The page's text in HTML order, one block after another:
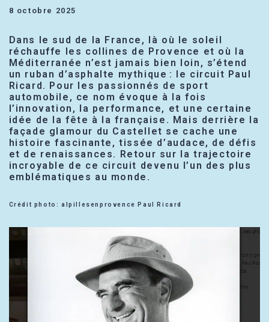
8 octobre 2025
Dans le sud de la France, là où le soleil
réchauffe les collines de Provence et où la
Méditerranée n’est jamais bien loin, s’étend
un ruban d’asphalte mythique : le circuit Paul
Ricard. Pour les passionnés de sport
automobile, ce nom évoque à la fois
l’innovation, la performance, et une certaine
idée de la fête à la française. Mais derrière la
façade glamour du Castellet se cache une
histoire fascinante, tissée d’audace, de défis
et de renaissances. Retour sur la trajectoire
incroyable de ce circuit devenu l’un des plus
emblématiques au monde.
Crédit photo: alpillesenprovence Paul Ricard